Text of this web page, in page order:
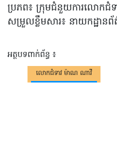
ប្រភព៖ ក្រុមជំនួយការលោកជំ
សម្រួលខ្លឹមសារ៖ នាយកដ្ឋានព័
អត្ថបទពាក់ព័ន្ធ ៖
លោកជំទាវ ម៉ាណ ណាវី